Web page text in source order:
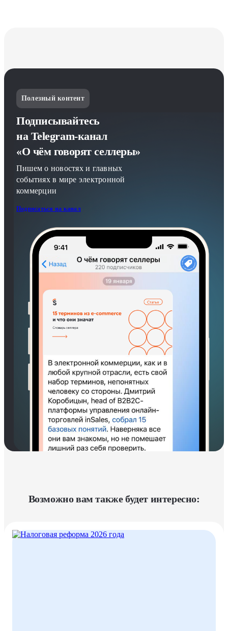
Полезный контент
Подписывайтесь
на Telegram-канал
«О чём говорят селлеры»
Пишем о новостях и главных
событиях в мире электронной
коммерции
Подписаться на канал
Возможно вам также будет интересно: